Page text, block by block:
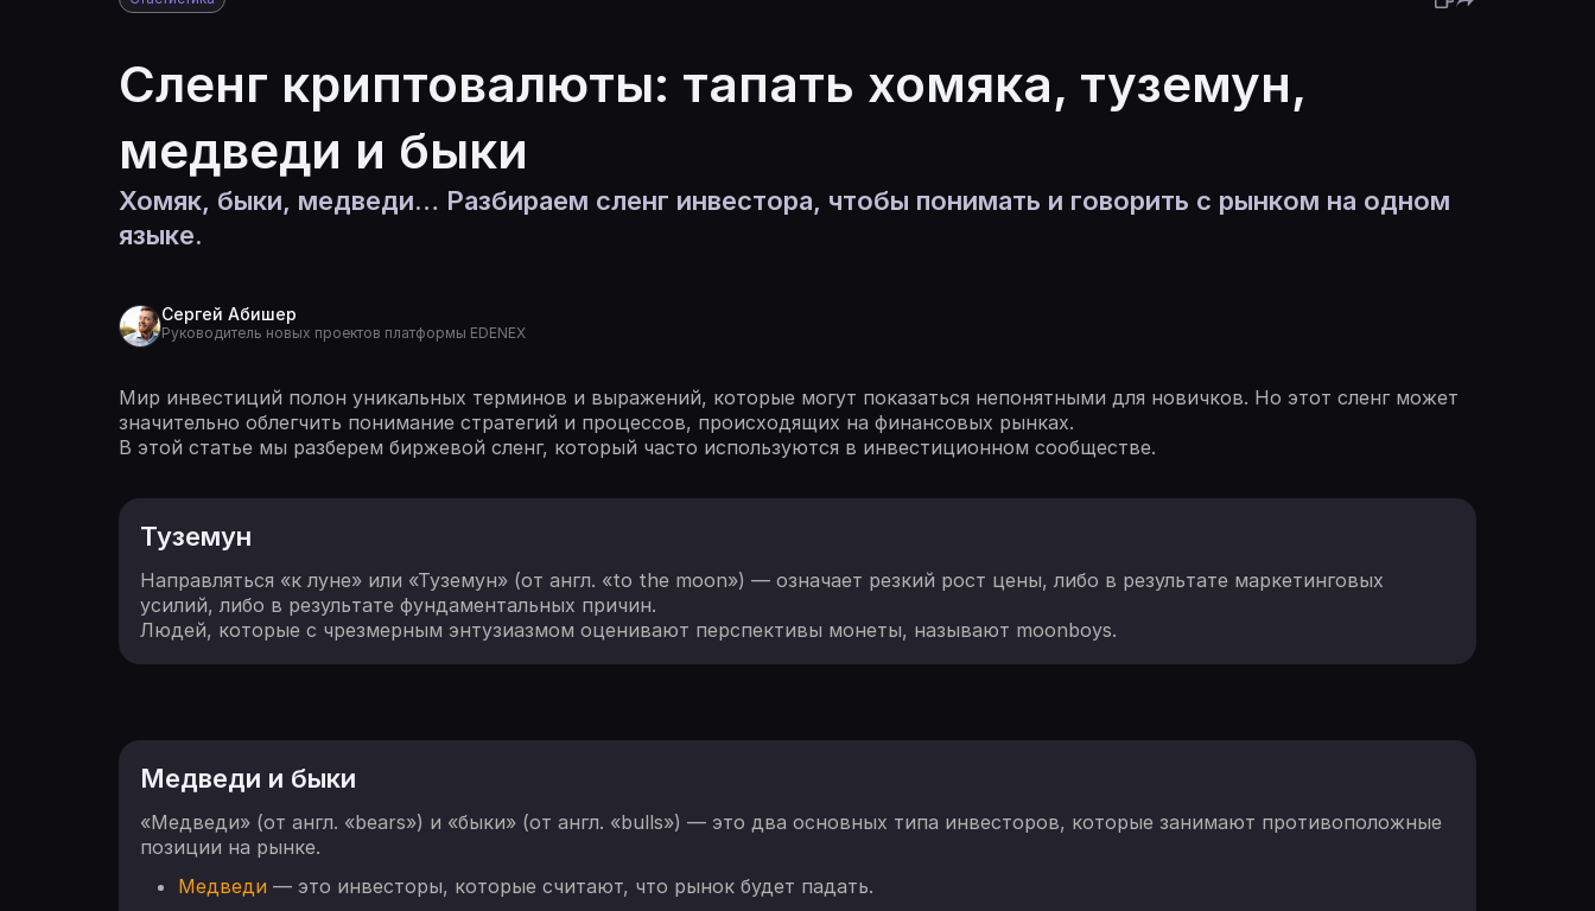
Сленг криптовалюты: тапать хомяка, туземун,
медведи и быки
Хомяк, быки, медведи… Разбираем сленг инвестора, чтобы понимать и говорить с рынком на одном
языке.
Сергей Абишер
Руководитель новых проектов платформы EDENEX
Мир инвестиций полон уникальных терминов и выражений, которые могут показаться непонятными для новичков. Но этот сленг может
значительно облегчить понимание стратегий и процессов, происходящих на финансовых рынках.
В этой статье мы разберем биржевой сленг, который часто используются в инвестиционном сообществе.
Туземун
Направляться «к луне» или «Туземун» (от англ. «to the moon») — означает резкий рост цены, либо в результате маркетинговых
усилий, либо в результате фундаментальных причин.
Людей, которые с чрезмерным энтузиазмом оценивают перспективы монеты, называют moonboys.
Медведи и быки
«Медведи» (от англ. «bears») и «быки» (от англ. «bulls») — это два основных типа инвесторов, которые занимают противоположные
позиции на рынке.
Медведи — это инвесторы, которые считают, что рынок будет падать.